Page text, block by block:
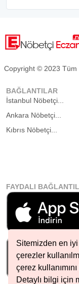
Sitemizden en
çerezler
çerez
Detaylı bilgi için
Copyright © 2023 Tüm
BAĞLANTILAR
İstanbul Nöbetçi...
Ankara Nöbetçi...
Kıbrıs Nöbetçi...
FAYDALI